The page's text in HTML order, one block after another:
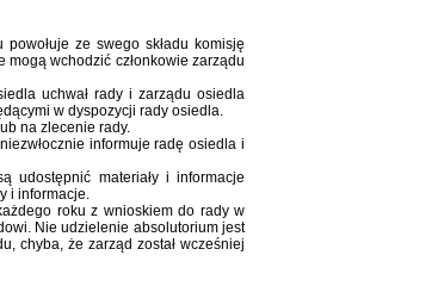
ze swego składu komisję
wchodzić członkowie zarządu
uchwał rady i zarządu osiedla
w dyspozycji rady osiedla.
na zlecenie rady.
informuje radę osiedla i
udostępnić materiały i informacje
i informacje.
roku z wnioskiem do rady w
Nie udzielenie absolutorium jest
chyba, że zarząd został wcześniej